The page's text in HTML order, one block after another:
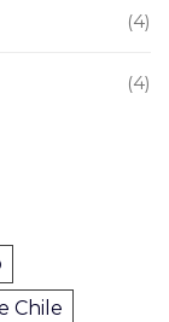
(4)
(4)
Chile